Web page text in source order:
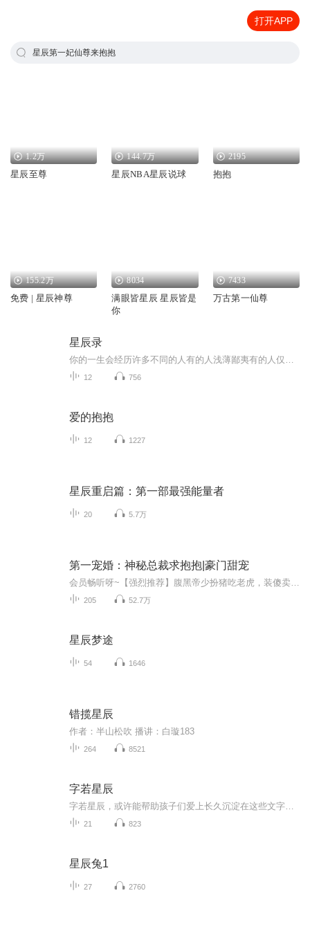
打开APP
星辰第一妃仙尊来抱抱
1.2万
星辰至尊
144.7万
星辰NBA星辰说球
2195
抱抱
155.2万
免费 | 星辰神尊
8034
满眼皆星辰 星辰皆是
你
7433
万古第一仙尊
星辰录
12 756
爱的抱抱
12 1227
星辰重启篇：第一部最强能量者
20 5.7万
第一宠婚：神秘总裁求抱抱|豪门甜宠
205 52.7万
星辰梦途
54 1646
错揽星辰
作者：半山松吹 播讲：白璇183
264 8521
字若星辰
21 823
星辰兔1
27 2760